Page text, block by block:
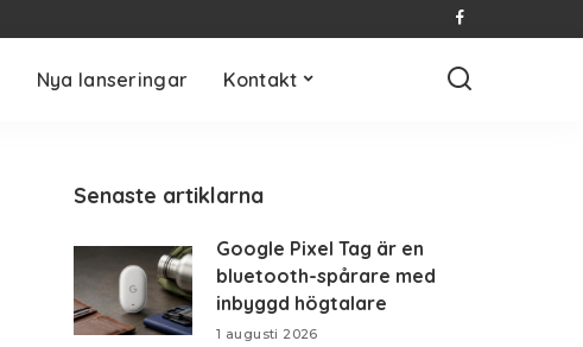
Nya lanseringar Kontakt
Senaste artiklarna
Google Pixel Tag är en
bluetooth-spårare med
inbyggd högtalare
1 augusti 2026